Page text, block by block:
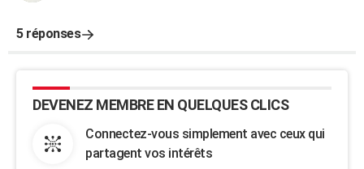
5 réponses
DEVENEZ MEMBRE EN QUELQUES CLICS
Connectez-vous simplement avec ceux qui
partagent vos intérêts